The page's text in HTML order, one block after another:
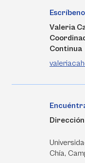
Valeria
Continua
Chía,